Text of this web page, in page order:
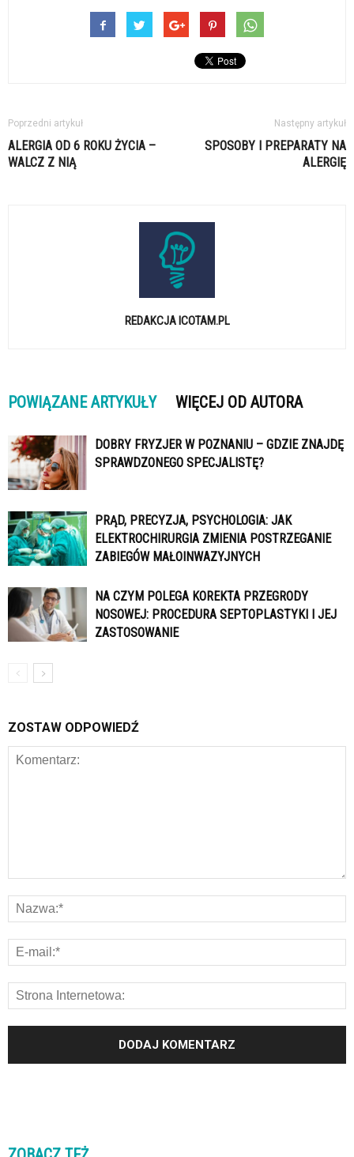
Poprzedni artykuł
ALERGIA OD 6 ROKU ŻYCIA –
WALCZ Z NIĄ
Następny artykuł
SPOSOBY I PREPARATY NA
ALERGIĘ
REDAKCJA ICOTAM.PL
POWIĄZANE ARTYKUŁY WIĘCEJ OD AUTORA
DOBRY FRYZJER W POZNANIU – GDZIE ZNAJDĘ
SPRAWDZONEGO SPECJALISTĘ?
PRĄD, PRECYZJA, PSYCHOLOGIA: JAK
ELEKTROCHIRURGIA ZMIENIA POSTRZEGANIE
ZABIEGÓW MAŁOINWAZYJNYCH
NA CZYM POLEGA KOREKTA PRZEGRODY
NOSOWEJ: PROCEDURA SEPTOPLASTYKI I JEJ
ZASTOSOWANIE
ZOSTAW ODPOWIEDŹ